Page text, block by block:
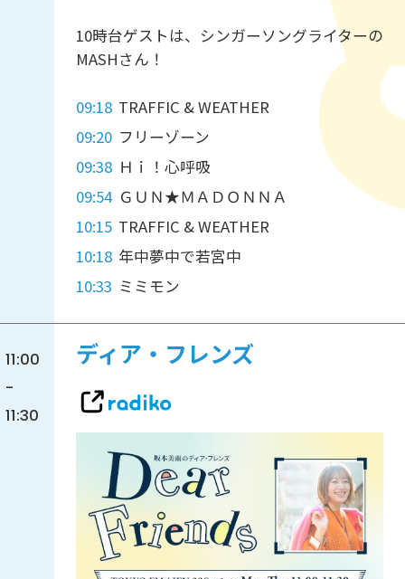
10時台ゲストは、シンガーソングライターの
MASHさん！
09:18 TRAFFIC & WEATHER
09:20 フリーゾーン
09:38 Ｈｉ！心呼吸
09:54 ＧＵＮ★ＭＡＤＯＮＮＡ
10:15 TRAFFIC & WEATHER
10:18 年中夢中で若宮中
10:33 ミミモン
11:00
-
11:30
ディア・フレンズ